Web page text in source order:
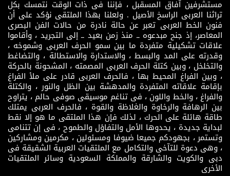
مستشرفين آفاق المسقبل ، فإننا فى ذات الوقت نتمسك بكل
تراثنا العربى الراسخ الأصيل . ولعلنا بهذا الملتقى نؤكد على أن
فنون الخط العربى تعبر عن حالة نادرة من حالات الفن البصرى
المعاصر، إذ جنح مبدعوه ــ منذ زمن بعيد ــ إلى التجريد ، وأقاموا
علاقات تشكيلية متفردة ما بين سمو الحرف العربى وشموخه ،
وقدرته على المد والبسط ، والاستدارة والاستطالة ، والتضاغط
والتخلخل ، وبين كتلة الحرف العربى المصمته ، المشحونة بالحركة
، وبين الفراغ المحيط بها ، فالحرف العربى قادر على ملأ الفراغ
بإقامة علاقاته المتفردة والمدهشة بين الظل والنور ، والكتلة
والفراغ ، والخط واللون ، فى تناغم موسيقى صوفى حالم ، يتراوح
بين الرهافة والرخاوة والغلاظة والقوة ، فالحرف العربى يمتلك
طاقة هائلة على الحرك ، لذلك فإن هذا الملتقى ما هو إلا نقط
لبداية جديدة ، يحدوها الأمل والتفاؤل والطموح ، فى إن تتنامى
وتستمر ، بجهودكم جميعا ضيوفا ومسئولين ، مكرمين ومشاركين
، وهى دعوة للتآخى والتكامل مع الملتقيات العربية الشقيقة فى
دبى والكويت والشارقة والمملكة السعودية وسائر الملتقيات
الأخرى